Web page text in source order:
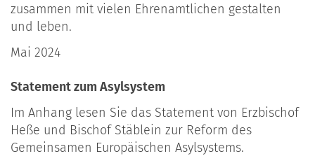
zusammen mit vielen Ehrenamtlichen gestalten
und leben.
Mai 2024
Statement zum Asylsystem
Im Anhang lesen Sie das Statement von Erzbischof
Heße und Bischof Stäblein zur Reform des
Gemeinsamen Europäischen Asylsystems.